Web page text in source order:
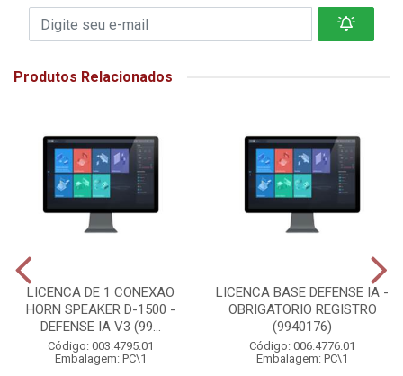
Produtos Relacionados
LICENCA DE 1 CONEXAO
HORN SPEAKER D-1500 -
DEFENSE IA V3 (99...
Código: 003.4795.01
Embalagem: PC\1
LICENCA BASE DEFENSE IA -
OBRIGATORIO REGISTRO
(9940176)
Código: 006.4776.01
Embalagem: PC\1